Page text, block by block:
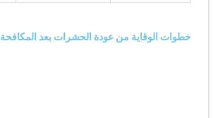
خطوات الوقاية من عودة الحشرات بعد المكافحة